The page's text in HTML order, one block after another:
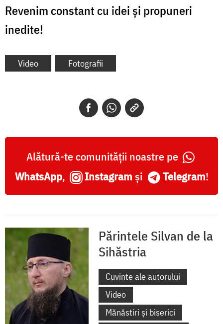
Revenim constant cu idei și propuneri
inedite!
Video Fotografii
Alătură-te comunității noastre pe
WhatsApp, Instagram și Telegram!
Părintele Silvan de la
Sihăstria
Cuvinte ale autorului
Video
Mănăstiri și biserici